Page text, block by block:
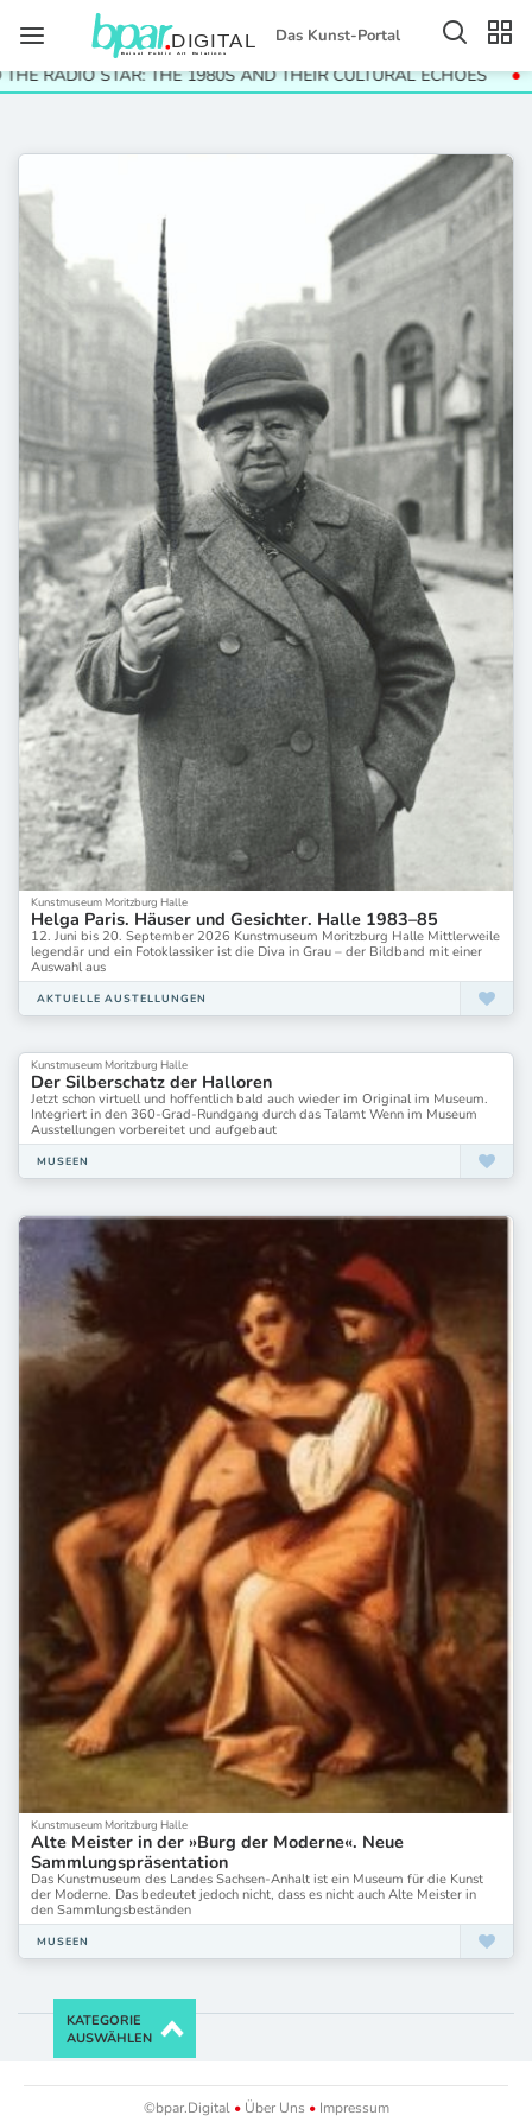
Das Kunst-Portal
STAR: THE 1980S AND THEIR CULTURAL ECHOES
Kunstmuseum Moritzburg Halle
Helga Paris. Häuser und Gesichter. Halle 1983–85
12. Juni bis 20. September 2026 Kunstmuseum Moritzburg Halle Mittlerweile
legendär und ein Fotoklassiker ist die Diva in Grau – der Bildband mit einer
Auswahl aus
AKTUELLE AUSTELLUNGEN
Kunstmuseum Moritzburg Halle
Der Silberschatz der Halloren
Jetzt schon virtuell und hoffentlich bald auch wieder im Original im Museum.
Integriert in den 360-Grad-Rundgang durch das Talamt Wenn im Museum
Ausstellungen vorbereitet und aufgebaut
MUSEEN
Kunstmuseum Moritzburg Halle
Alte Meister in der »Burg der Moderne«. Neue
Sammlungspräsentation
Das Kunstmuseum des Landes Sachsen-Anhalt ist ein Museum für die Kunst
der Moderne. Das bedeutet jedoch nicht, dass es nicht auch Alte Meister in
den Sammlungsbeständen
MUSEEN
©bpar.Digital •Über Uns •Impressum
KATEGORIE
AUSWÄHLEN